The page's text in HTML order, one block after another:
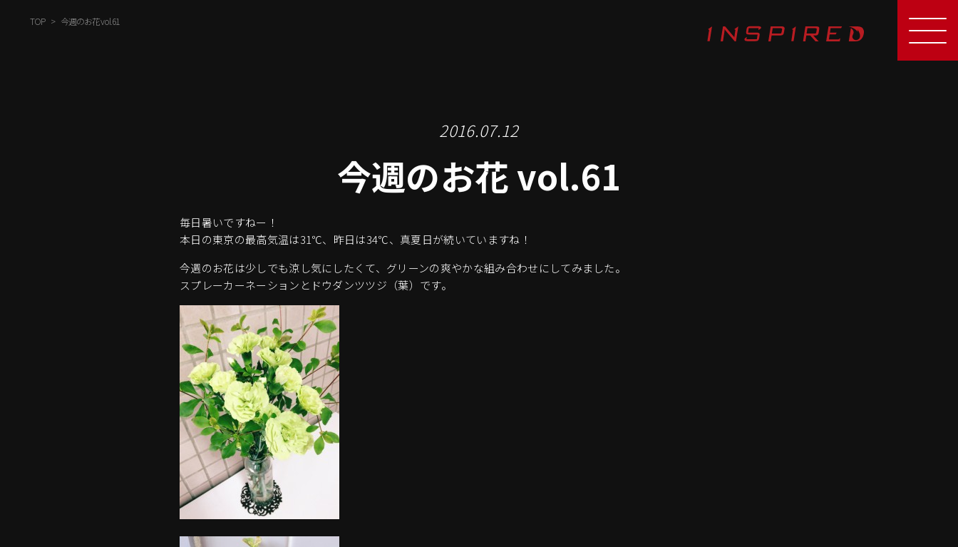
TOP 今週のお花 vol.61
2016.07.12
今週のお花 vol.61
毎日暑いですねー！
本日の東京の最高気温は31℃、昨日は34℃、真夏日が続いていますね！
今週のお花は少しでも涼し気にしたくて、グリーンの爽やかな組み合わせにしてみました。
スプレーカーネーションとドウダンツツジ（葉）です。